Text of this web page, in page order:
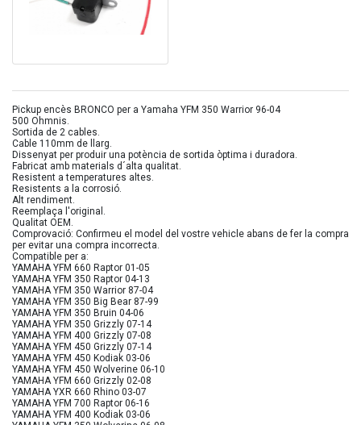
Pickup encès BRONCO per a Yamaha YFM 350 Warrior 96-04
500 Ohmnis.
Sortida de 2 cables.
Cable 110mm de llarg.
Dissenyat per produir una potència de sortida òptima i duradora.
Fabricat amb materials d´alta qualitat.
Resistent a temperatures altes.
Resistents a la corrosió.
Alt rendiment.
Reemplaça l'original.
Qualitat OEM.
Comprovació: Confirmeu el model del vostre vehicle abans de fer la compra
per evitar una compra incorrecta.
Compatible per a:
YAMAHA YFM 660 Raptor 01-05
YAMAHA YFM 350 Raptor 04-13
YAMAHA YFM 350 Warrior 87-04
YAMAHA YFM 350 Big Bear 87-99
YAMAHA YFM 350 Bruin 04-06
YAMAHA YFM 350 Grizzly 07-14
YAMAHA YFM 400 Grizzly 07-08
YAMAHA YFM 450 Grizzly 07-14
YAMAHA YFM 450 Kodiak 03-06
YAMAHA YFM 450 Wolverine 06-10
YAMAHA YFM 660 Grizzly 02-08
YAMAHA YXR 660 Rhino 03-07
YAMAHA YFM 700 Raptor 06-16
YAMAHA YFM 400 Kodiak 03-06